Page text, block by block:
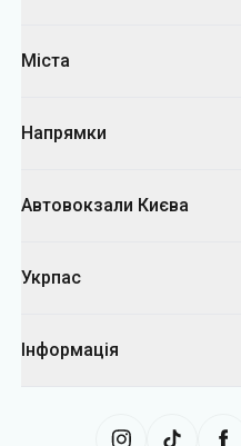
Міста
Напрямки
Автовокзали Києва
Укрпас
Інформація